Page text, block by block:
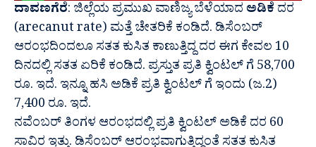
ದಾವಣಗೆರೆ: ಜಿಲ್ಲೆಯ ಪ್ರಮುಖ ವಾಣಿಜ್ಯ ಬೆಳೆಯಾದಅಡಿಕೆ ದರ
(arecanut rate) ಮತ್ತೆ ಚೇತರಿಕೆ ಕಂಡಿದೆ. ಡಿಸೆಂಬರ್
ಆರಂಭದಿಂದಲೂ ಸತತ ಕುಸಿತ ಕಾಣುತ್ತಿದ್ದ ದರ ಈಗ ಕೇವಲ 10
ದಿನದಲ್ಲಿ ಸತತ ಏರಿಕೆ ಕಂಡಿದೆ. ಪ್ರಸ್ತುತ ಪ್ರತಿ ಕ್ವಿಂಟಲ್ ಗೆ 58,700
ರೂ. ಇದೆ. ಇನ್ನೂ ಹಸಿ ಅಡಿಕೆ ಪ್ರತಿ‌‌ ಕ್ವಿಂಟಲ್ ಗೆ ಇಂದು (ಜ.2)
7,400 ರೂ. ಇದೆ.
ನವೆಂಬರ್ ತಿಂಗಳ ಆರಂಭದಲ್ಲಿ ಪ್ರತಿ ಕ್ವಿಂಟಲ್ ಅಡಿಕೆ ದರ 60